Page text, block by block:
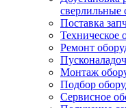
сверлильные
Поставка
Техническое
Ремонт
Монтаж
Подбор
Сервисное